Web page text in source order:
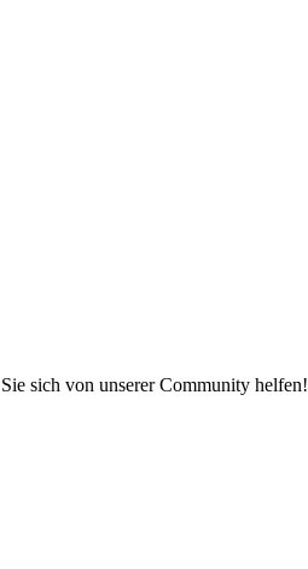
sich von unserer Community helfen!